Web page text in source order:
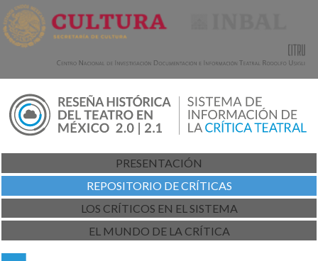
PRESENTACIÓN
REPOSITORIO DE CRÍTICAS
LOS CRÍTICOS EN EL SISTEMA
EL MUNDO DE LA CRÍTICA